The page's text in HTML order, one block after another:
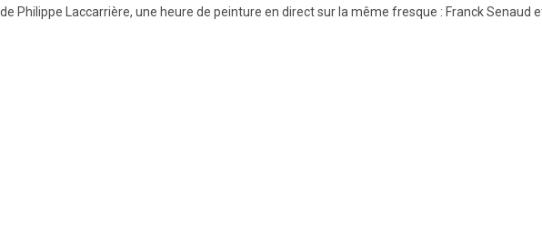
Philippe Laccarrière, une heure de peinture en direct sur la même fresque : Franck Senaud